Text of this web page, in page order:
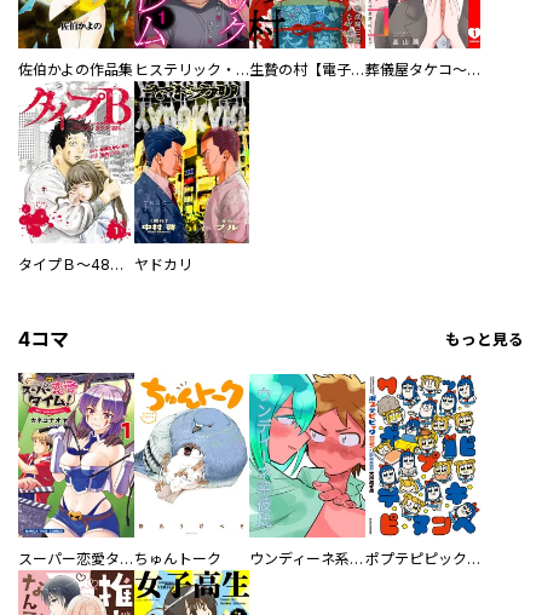
佐伯かよの作品集 ヒステリック・ハーレム～搾られる男と堕ちる女～【電子単行本版】 生贄の村【電子単行本版】 葬儀屋タケコ～あなたの最期、叶えます【電子単行本版】
タイプＢ～48時間後、致死率100％～【単話】 ヤドカリ
4コマ もっと見る
スーパー恋愛タイム！～現場でドＳな彼女は自宅でデレる～ ちゅんトーク ウンディーネ系彼氏 ポプテピピック SEASON EIGHT